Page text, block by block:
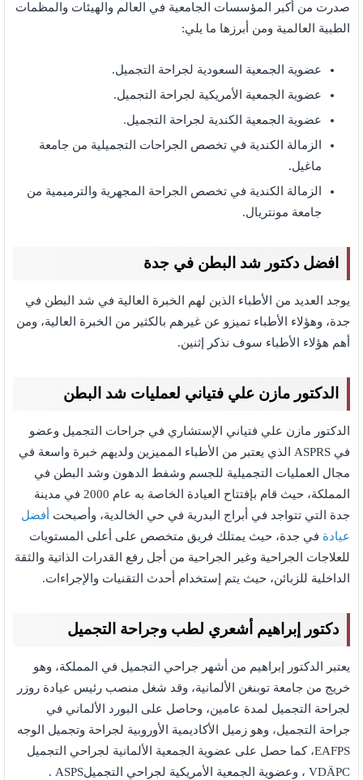
صدرت من أكبر المؤسسات الجامعية في العالم والهيئات والمظمات
الطبية العالمية ومن أبرزها ما يلي:
عضوية الجمعية السعودية لجراحة التجميل.
عضوية الجمعية الأمريكية لجراحة التجميل.
عضوية الجمعية الكندية لجراحة التجميل.
الزمالة الكندية في تخصص الجراحات التجميلية من جامعة
ماغيل.
الزمالة الكندية في تخصص الجراحة المجهرية والترميمية من
جامعة مونتريال.
افضل دكتور شد البطن في جدة
يوجد العديد من الأطباء الذين لهم الخبرة العالية في شد البطن في
جدة، وهؤلاء الأطباء تميزو عن غيرهم بالكثير من الخبرة العالية، ومن
أهم هؤلاء الأطباء سوف نذكر إثنين.
الدكتور مازن علي فتياني لعمليات شد البطن
الدكتور مازن علي فتياني الإستشاري في جراحات التجميل وعضو
في ASPRS الذي يعتبر من الأطباء المميزين ولديهم خبرة واسعة في
مجال العمليات التجميلية للجسم وشفط الدهون وشد البطن في
المملكة، حيث قام بإفتتاح العيادة الخاصة به عام 2000 في مدينة
جدة التي تتواجد في أبراج البدرية في حي الخالدية، وأصبحت
أفضل
عيادة في جدة، حيث يمتلك فريق متخصص على أعلى المستويات
للعلاجات الجراحية وغير الجراحية من أجل رفع القدرات الذاتية والثقة
الداخلية للزبائن، حيث يتم إستخدام أحدث التقنيات والإجراءات.
دكتور إبراهيم أشعري لطب وجراحة التجميل
يعتبر الدكتور إبراهيم من أشهر جراحي التجميل في المملكة، وهو
خريج من جامعة توبنغن الألمانية، وقد شغل منصب رئيس عيادة روزر
لجراحة التجميل لمدة عامين، وحاصل على البورد الألماني في
جراحة التجميل، وهو زميل الأكاديمية الأوروبية لجراحة وتجميل الوجه
EAFPS، كما حصل على عضوية الجمعية الألمانية لجراحي التجميل
VDÄPC ، وعضوية الجمعية الأمريكية لجراحي التجميلASPS .